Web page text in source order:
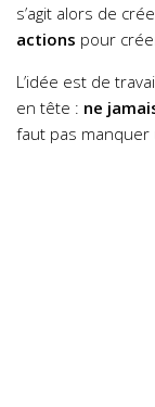
s’agit alors de
actions pour
L’idée est de
en tête : ne
faut pas manquer